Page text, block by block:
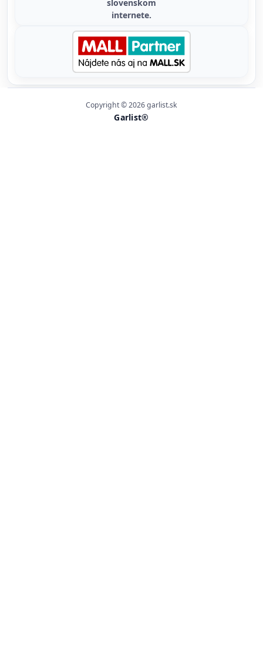
Copyright © 2026 garlist.sk